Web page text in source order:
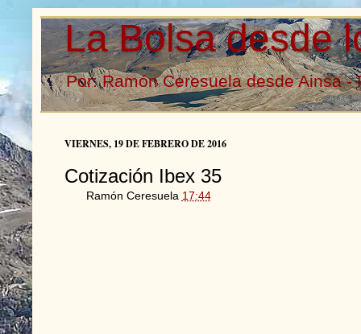
La Bolsa desde
Por: Ramón Ceresuela desde Ainsa -
VIERNES, 19 DE FEBRERO DE 2016
Cotización Ibex 35
Ramón Ceresuela 17:44